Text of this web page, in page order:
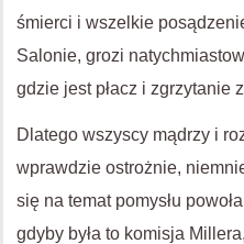
śmierci i wszelkie
Salonie, grozi
gdzie jest płacz i zgrzytanie
Dlatego wszyscy mądrzy i
wprawdzie ostrożnie,
się na temat pomysłu
gdyby była to komisja